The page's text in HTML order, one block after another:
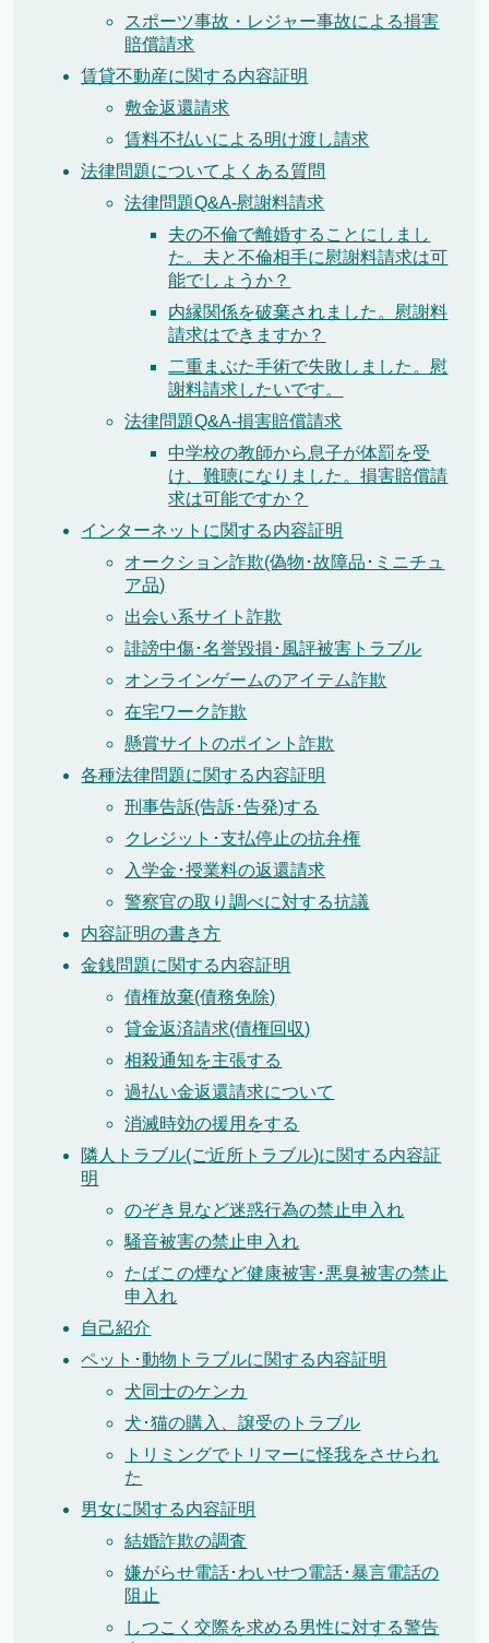
スポーツ事故・レジャー事故による損害
賠償請求
賃貸不動産に関する内容証明
敷金返還請求
賃料不払いによる明け渡し請求
法律問題についてよくある質問
法律問題Q&A-慰謝料請求
夫の不倫で離婚することにしまし
た。夫と不倫相手に慰謝料請求は可
能でしょうか？
内縁関係を破棄されました。慰謝料
請求はできますか？
二重まぶた手術で失敗しました。慰
謝料請求したいです。
法律問題Q&A-損害賠償請求
中学校の教師から息子が体罰を受
け、難聴になりました。損害賠償請
求は可能ですか？
インターネットに関する内容証明
オークション詐欺(偽物･故障品･ミニチュ
ア品)
出会い系サイト詐欺
誹謗中傷･名誉毀損･風評被害トラブル
オンラインゲームのアイテム詐欺
在宅ワーク詐欺
懸賞サイトのポイント詐欺
各種法律問題に関する内容証明
刑事告訴(告訴･告発)する
クレジット･支払停止の抗弁権
入学金･授業料の返還請求
警察官の取り調べに対する抗議
内容証明の書き方
金銭問題に関する内容証明
債権放棄(債務免除)
貸金返済請求(債権回収)
相殺通知を主張する
過払い金返還請求について
消滅時効の援用をする
隣人トラブル(ご近所トラブル)に関する内容証
明
のぞき見など迷惑行為の禁止申入れ
騒音被害の禁止申入れ
たばこの煙など健康被害･悪臭被害の禁止
申入れ
自己紹介
ペット･動物トラブルに関する内容証明
犬同士のケンカ
犬･猫の購入、譲受のトラブル
トリミングでトリマーに怪我をさせられ
た
男女に関する内容証明
結婚詐欺の調査
嫌がらせ電話･わいせつ電話･暴言電話の
阻止
しつこく交際を求める男性に対する警告